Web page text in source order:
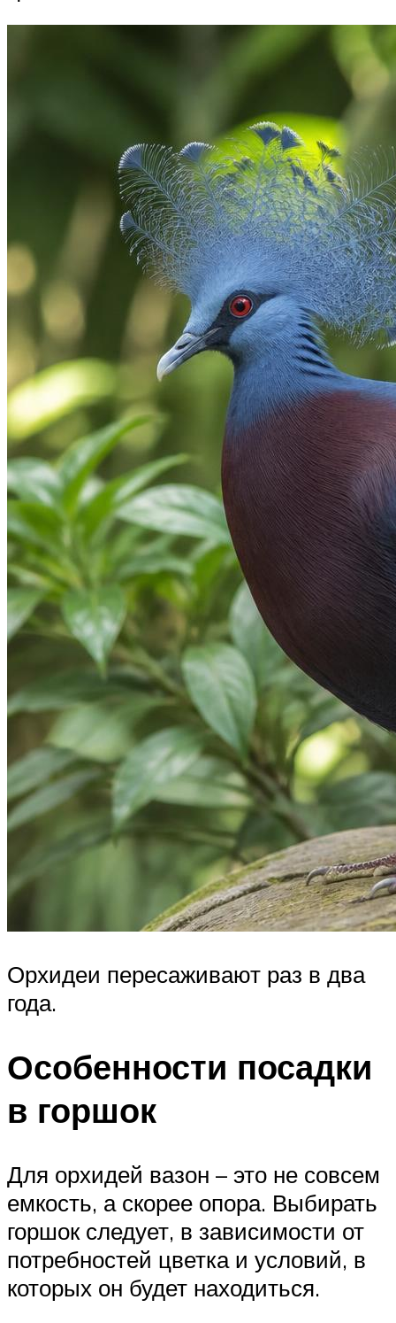
Орхидеи пересаживают раз в два
года.
Особенности посадки
в горшок
Для орхидей вазон – это не совсем
емкость, а скорее опора. Выбирать
горшок следует, в зависимости от
потребностей цветка и условий, в
которых он будет находиться.